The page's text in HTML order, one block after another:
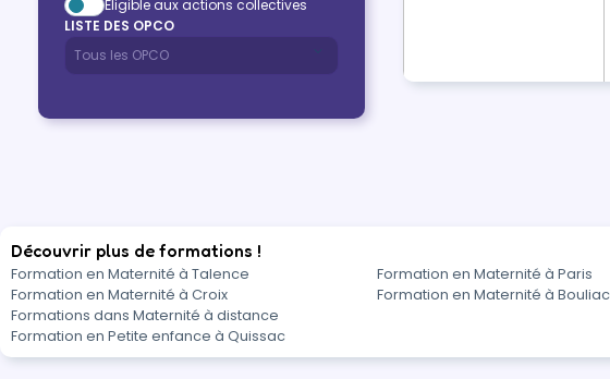
Éligible aux actions collectives
LISTE DES OPCO
Découvrir plus de formations !
Formation en Maternité à Talence Formation en Maternité à Paris
Formation en Maternité à Croix
Formation en Maternité à Bouliac
Formations dans Maternité à distance
Formation en Petite enfance à Quissac